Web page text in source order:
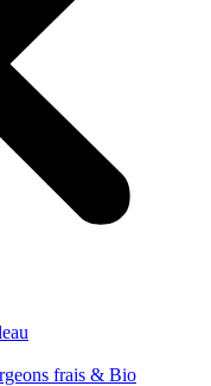
frais & Bio